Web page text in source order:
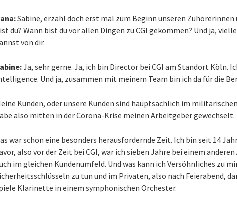
Sabine, erzähl doch erst mal zum Beginn unseren
du? Wann bist du vor allen Dingen zu CGI gekommen? Und ja,
von dir.
Ja, sehr gerne. Ja, ich bin Director bei CGI am Standort Köln.
Und ja, zusammen mit meinem Team bin ich da für die
Kunden, oder unsere Kunden sind hauptsächlich im
also mitten in der Corona-Krise meinen Arbeitgeber gewechselt.
war schon eine besonders herausfordernde Zeit. Ich bin seit 14
also vor der Zeit bei CGI, war ich sieben Jahre bei einem
im gleichen Kundenumfeld. Und was kann ich Versöhnliches zu
zu tun und im Privaten, also nach Feierabend,
Klarinette in einem symphonischen Orchester.